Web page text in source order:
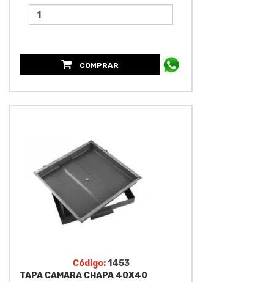
COMPRAR
Código:1453
TAPA CAMARA CHAPA 40X40